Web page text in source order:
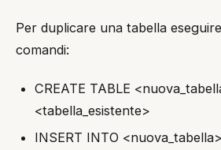
Per duplicare una tabella
comandi:
CREATE TABLE
<tabella_esistente>
INSERT INTO